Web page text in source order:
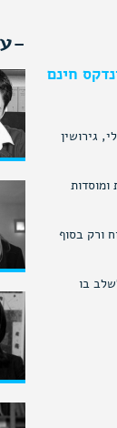
חינם
גירושין
ורק בסוף
בהתאם לשלב בו
-